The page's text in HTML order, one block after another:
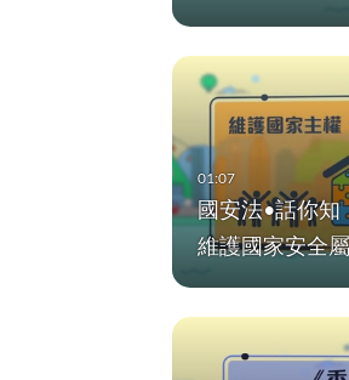
國安法•話你知
維護國家安全